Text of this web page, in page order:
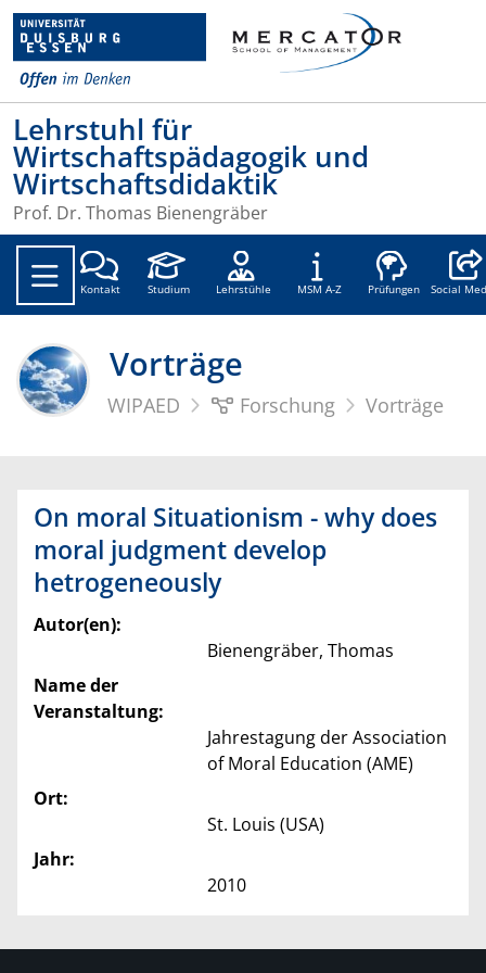
Lehrstuhl für
Wirtschaftspädagogik und
Wirtschaftsdidaktik
Prof. Dr. Thomas Bienengräber
Kontakt Studium Lehrstühle MSM A-Z Prüfungen Social
Vorträge
WIPAED Forschung Vorträge
On moral Situationism - why does
moral judgment develop
hetrogeneously
Autor(en):
Bienengräber, Thomas
Name der
Veranstaltung:
Jahrestagung der Association
of Moral Education (AME)
Ort:
St. Louis (USA)
Jahr:
2010